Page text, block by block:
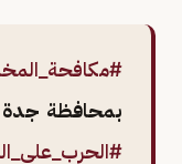
بمحافظة جدة